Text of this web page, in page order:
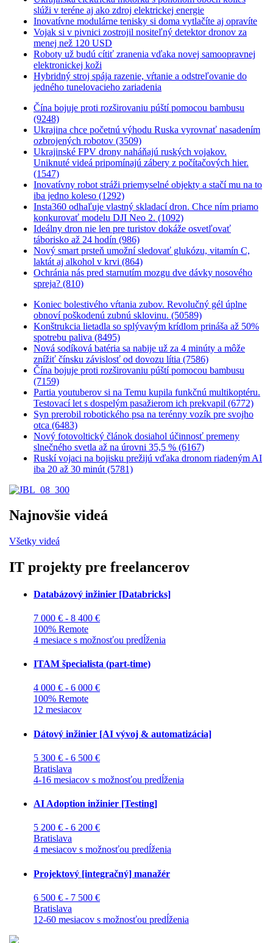
slúži v teréne aj ako zdroj elektrickej energie
Inovatívne modulárne tenisky si doma vytlačíte aj opravíte
Vojak si v pivnici zostrojil nositeľný detektor dronov za
menej než 120 USD
Roboty už budú cítiť zranenia vďaka novej samoopravnej
elektronickej koži
Hybridný stroj spája razenie, vŕtanie a odstreľovanie do
jedného tunelovacieho zariadenia
Čína bojuje proti rozširovaniu púští pomocou bambusu
(9248)
Ukrajina chce početnú výhodu Ruska vyrovnať nasadením
ozbrojených robotov (3509)
Ukrajinské FPV drony naháňajú ruských vojakov.
Uniknuté videá pripomínajú zábery z počítačových hier.
(1547)
Inovatívny robot stráži priemyselné objekty a stačí mu na to
iba jedno koleso (1292)
Insta360 odhaľuje vlastný skladací dron. Chce ním priamo
konkurovať modelu DJI Neo 2. (1092)
Ideálny dron nie len pre turistov dokáže osvetľovať
táborisko až 24 hodín (986)
Nový smart prsteň umožní sledovať glukózu, vitamín C,
laktát aj alkohol v krvi (864)
Ochránia nás pred starnutím mozgu dve dávky nosového
spreja? (810)
Koniec bolestivého vŕtania zubov. Revolučný gél úplne
obnoví poškodenú zubnú sklovinu. (50589)
Konštrukcia lietadla so splývavým krídlom prináša až 50%
spotrebu paliva (8495)
Nová sodíková batéria sa nabije už za 4 minúty a môže
znížiť čínsku závislosť od dovozu lítia (7586)
Čína bojuje proti rozširovaniu púští pomocou bambusu
(7159)
Partia youtuberov si na Temu kupila funkčnú multikoptéru.
Testovací let s dospelým pasažierom ich prekvapil (6772)
Syn prerobil robotického psa na terénny vozík pre svojho
otca (6483)
Nový fotovoltický článok dosiahol účinnosť premeny
slnečného svetla až na úrovni 35,5 % (6167)
Ruskí vojaci na bojisku prežijú vďaka dronom riadeným AI
iba 20 až 30 minút (5781)
Najnovšie videá
Všetky videá
IT projekty pre freelancerov
Databázový inžinier [Databricks]
7 000 € - 8 400 €
100% Remote
4 mesiace s možnosťou predĺženia
ITAM špecialista (part-time)
4 000 € - 6 000 €
100% Remote
12 mesiacov
Dátový inžinier [AI vývoj & automatizácia]
5 300 € - 6 500 €
Bratislava
4-16 mesiacov s možnosťou predĺženia
AI Adoption inžinier [Testing]
5 200 € - 6 200 €
Bratislava
4 mesiacov s možnosťou predĺženia
Projektový [integračný] manažér
6 500 € - 7 500 €
Bratislava
12-60 mesiacov s možnosťou predĺženia